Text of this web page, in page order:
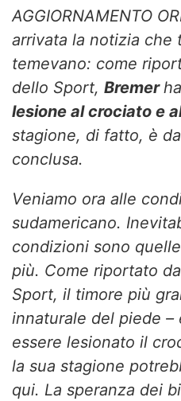
AGGIORNAMENTO
arrivata la notizia
temevano: come
dello Sport, Bremer
lesione al crociato e
stagione, di fatto, è
conclusa.
Veniamo ora alle
sudamericano.
condizioni sono
più. Come riportato
Sport, il timore più
innaturale del piede –
essere lesionato il
la sua stagione
qui. La speranza dei